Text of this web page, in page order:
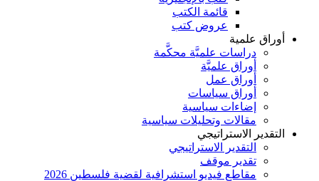
قائمة الكتب
عروض كتب
أوراق علمية
دراسات علميَّة محكَّمة
أوراق علميَّة
أوراق عمل
أوراق سياسات
إضاءات سياسية
مقالات وتحليلات سياسية
التقدير الاستراتيجي
التقدير الاستراتيجي
تقدير موقف
مقاطع فيديو استشرافية لقضية فلسطين 2026